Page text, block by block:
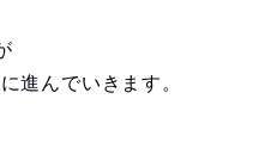
進んでいきます。